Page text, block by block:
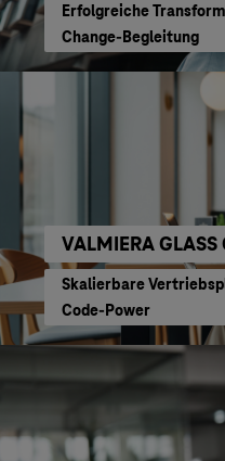
Erfolgreiche
Change-Begleitung
VALMIERA GLASS
Skalierbare
Code-Power